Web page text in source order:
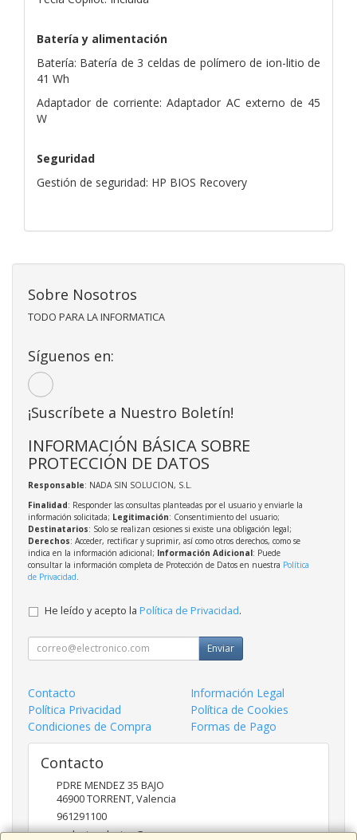
Batería y alimentación
Batería: Batería de 3 celdas de polímero de ion-litio de
41 Wh
Adaptador de corriente: Adaptador AC externo de 45
W
Seguridad
Gestión de seguridad: HP BIOS Recovery
Sobre Nosotros
TODO PARA LA INFORMATICA
Síguenos en:
¡Suscríbete a Nuestro Boletín!
INFORMACIÓN BÁSICA SOBRE
PROTECCIÓN DE DATOS
Responsable: NADA SIN SOLUCION, S.L.
Finalidad: Responder las consultas planteadas por el usuario y enviarle la
información solicitada; Legitimación: Consentimiento del usuario;
Destinatarios: Solo se realizan cesiones si existe una obligación legal;
Derechos: Acceder, rectificar y suprimir, así como otros derechos, como se
indica en la información adicional; Información Adicional: Puede
consultar la información completa de Protección de Datos en nuestra Política
de Privacidad
He leído y acepto la Política de Privacidad.
Enviar
Contacto
Información Legal
Política Privacidad
Política de Cookies
Condiciones de Compra
Formas de Pago
Contacto
PDRE MENDEZ 35 BAJO
46900TORRENT,Valencia
961291100
nadasinsolucion@pcmas.es